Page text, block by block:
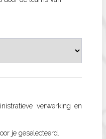
verwerking en
je geselecteerd.